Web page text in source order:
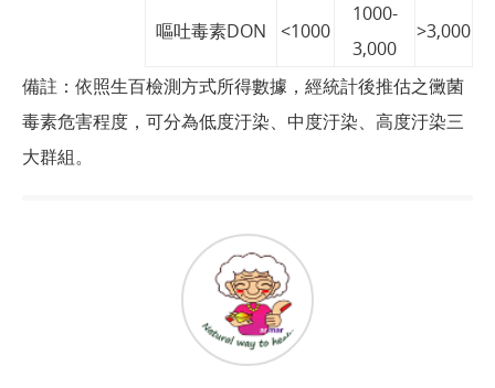
嘔吐毒素DON <1000
1000-
3,000
>3,000
備註：依照生百檢測方式所得數據，經統計後推估之黴菌
毒素危害程度，可分為低度汙染、中度汙染、高度汙染三
大群組。